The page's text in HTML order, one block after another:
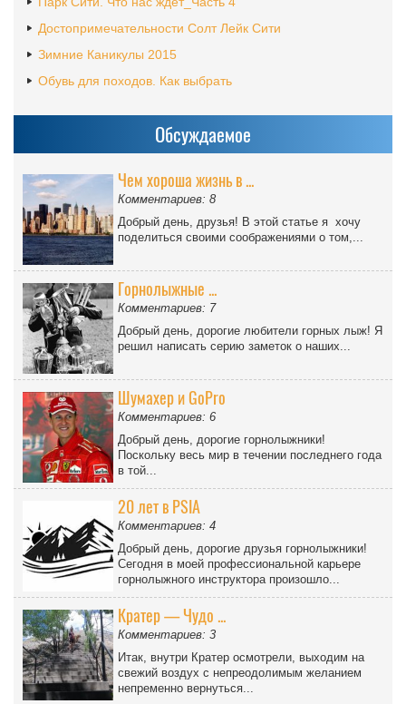
Достопримечательности Солт Лейк Сити
Зимние Каникулы 2015
Обувь для походов. Как выбрать
Обсуждаемое
Чем хороша жизнь в ...
Комментариев: 8
Добрый день, друзья! В этой статье я хочу
поделиться своими соображениями о том,...
Горнолыжные ...
Комментариев: 7
Добрый день, дорогие любители горных лыж! Я
решил написать серию заметок о наших...
Шумахер и GoPro
Комментариев: 6
Добрый день, дорогие горнолыжники!
Поскольку весь мир в течении последнего года
в той...
20 лет в PSIA
Комментариев: 4
Добрый день, дорогие друзья горнолыжники!
Сегодня в моей профессиональной карьере
горнолыжного инструктора произошло...
Кратер — Чудо ...
Комментариев: 3
Итак, внутри Кратер осмотрели, выходим на
свежий воздух с непреодолимым желанием
непременно вернуться...